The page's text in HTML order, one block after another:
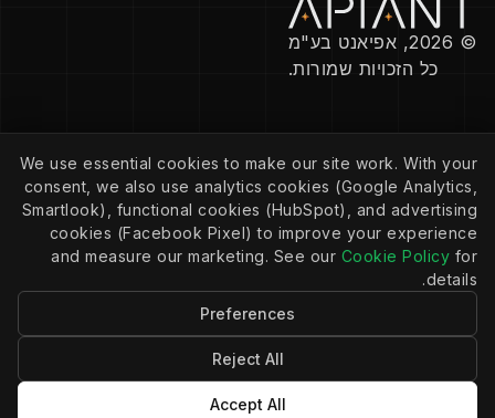
© 2026, אפיאנט בע"מ
כל הזכויות שמורות.
מדיניות פרטיות
מדיניות עוגיות
הגדרות קובצי Cookie
תנאי שירות
משאבים
תיעוד
We use essential cookies to make our site work. With your
consent, we also use analytics cookies (Google Analytics,
Smartlook), functional cookies (HubSpot), and advertising
cookies (Facebook Pixel) to improve your experience
and measure our marketing. See our Cookie Policy for
details.
Preferences
Reject All
Accept All